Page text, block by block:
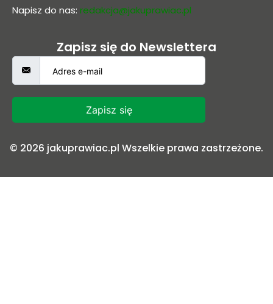
Napisz do nas: redakcja@jakuprawiac.pl
Zapisz się do Newslettera
Zapisz się
© 2026 jakuprawiac.pl Wszelkie prawa zastrzeżone.